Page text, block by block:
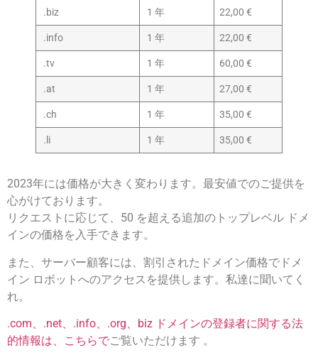
.biz 1 年 22,00 €
.info 1 年 22,00 €
.tv 1 年 60,00 €
.at 1 年 27,00 €
.ch 1 年 35,00 €
.li 1 年 35,00 €
2023年には価格が大きく変わります。 最安値でのご提供を
心がけております。
リクエストに応じて、50 を超える追加のトップレベル ドメ
インの価格を入手できます。
また、サーバー顧客には、割引されたドメイン価格でドメ
イン ロボットへのアクセスを提供します。私達に聞いてく
れ。
.com、.net、.info、.org、biz ドメインの登録者に関する法
的情報は、こちらでご覧いただけます 。